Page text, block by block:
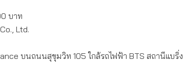
บาท
Ltd.
บนถนนสุขุมวิท 105 ใกล้รถไฟฟ้า BTS สถานีแบริ่ง